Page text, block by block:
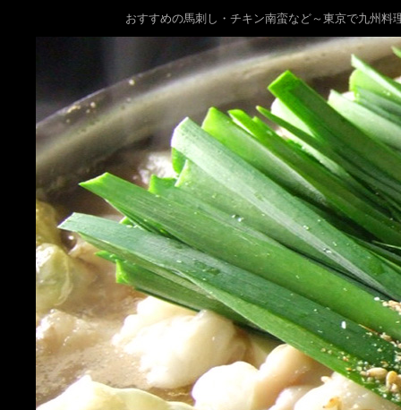
おすすめの馬刺し・チキン南蛮など～東京で九州料